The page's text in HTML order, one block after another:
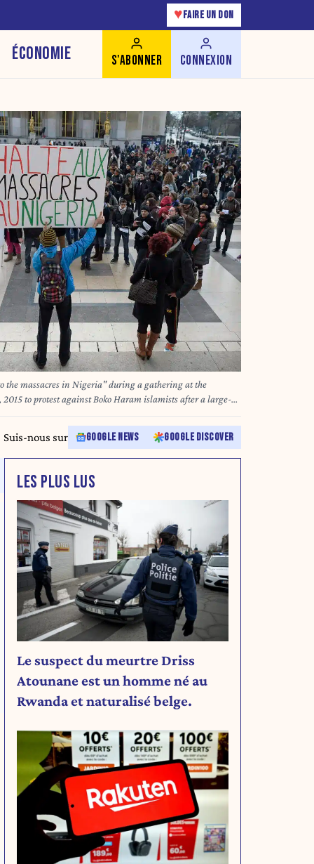
♥ FAIRE UN DON
ÉCONOMIE S'ABONNER CONNEXION
the massacres in Nigeria" during a gathering at the
to protest against Boko Haram islamists after a large-
borders of Chad, Nigeria, Niger and Cameroon, were as
in a raid on January 7, 2015. Cameroon, Chad and Niger
Boko Haram Islamists, as their attacks spread beyond
to regain control. AFP PHOTO / LIONEL
/ AFP)
Suis-nous sur GOOGLE NEWS GOOGLE DISCOVER
LES PLUS LUS
Le suspect du meurtre Driss
Atounane est un homme né au
Rwanda et naturalisé belge.